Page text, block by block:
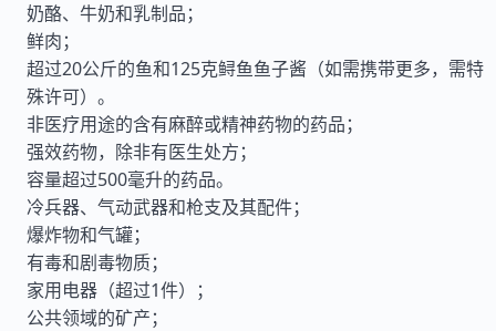
奶酪、牛奶和乳制品；
鲜肉；
超过20公斤的鱼和125克鲟鱼鱼子酱（如需携带更多，需特
殊许可）。
非医疗用途的含有麻醉或精神药物的药品；
强效药物，除非有医生处方；
容量超过500毫升的药品。
冷兵器、气动武器和枪支及其配件；
爆炸物和气罐；
有毒和剧毒物质；
家用电器（超过1件）；
公共领域的矿产；